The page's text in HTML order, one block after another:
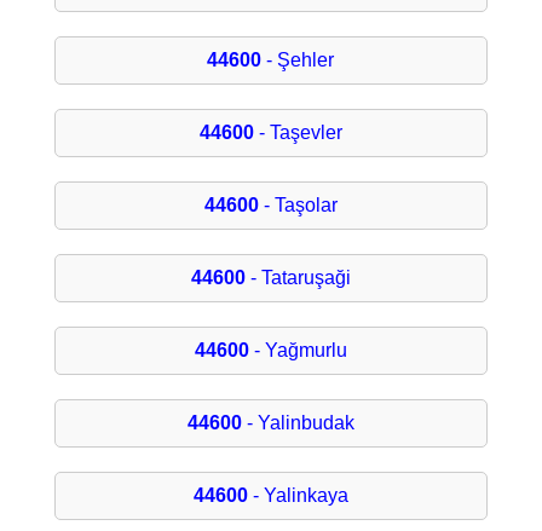
44600 - Şehler
44600- Taşevler
44600- Taşolar
44600- Tataruşaği
44600- Yağmurlu
44600- Yalinbudak
44600- Yalinkaya